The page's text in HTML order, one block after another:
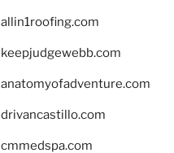
allin1roofing.com
keepjudgewebb.com
anatomyofadventure.com
drivancastillo.com
cmmedspa.com